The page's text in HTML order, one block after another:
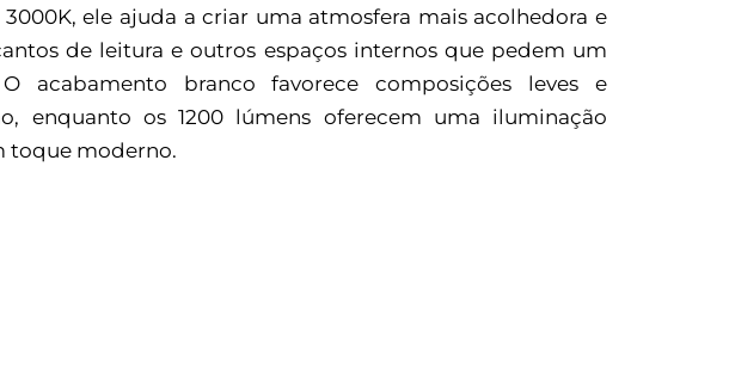
ele ajuda a criar uma atmosfera mais acolhedora e
de leitura e outros espaços internos que pedem um
branco favorece composições leves e
enquanto os 1200 lúmens oferecem uma iluminação
toque moderno.